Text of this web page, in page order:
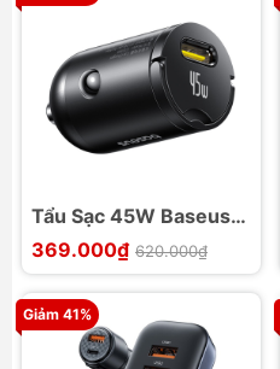
Tẩu Sạc 45W Baseus
PrimeTrip VP2 1C
369.000₫ 620.000₫
Giảm 41%